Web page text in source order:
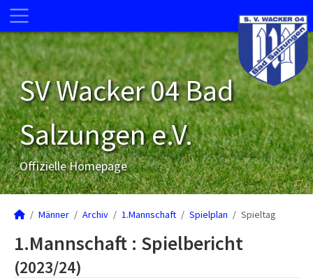
SV Wacker 04 Bad
Salzungen e.V.
Offizielle Homepage
Männer Archiv 1.Mannschaft Spielplan Spieltag
1.Mannschaft : Spielbericht
(2023/24)